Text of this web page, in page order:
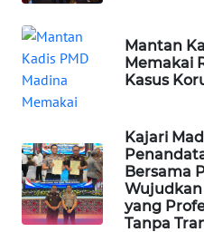
Mantan
Memakai
Kasus
Kajari
Bersama
yang
Tanpa
METRO
SIANTAR
NEWS
METRO
MEDAN
NEWS